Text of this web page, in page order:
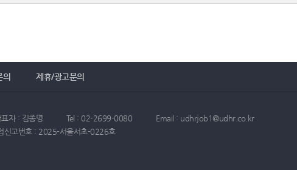
의 제휴/광고문의
자 : 김종명 Tel : 02-2699-0080
Email : udhrjob1@udhr.co.kr
신고번호 : 2025-서울서초-0226호